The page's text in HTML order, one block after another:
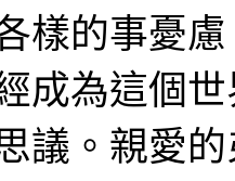
樣的事憂
成為這個
議。親愛